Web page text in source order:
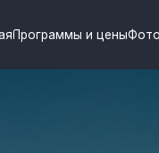
и ценыФото и